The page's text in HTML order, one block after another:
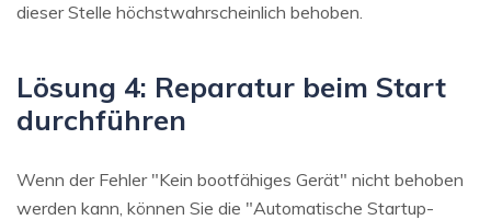
dieser Stelle höchstwahrscheinlich behoben.
Lösung 4: Reparatur beim Start
durchführen
Wenn der Fehler "Kein bootfähiges Gerät" nicht behoben
werden kann, können Sie die "Automatische Startup-